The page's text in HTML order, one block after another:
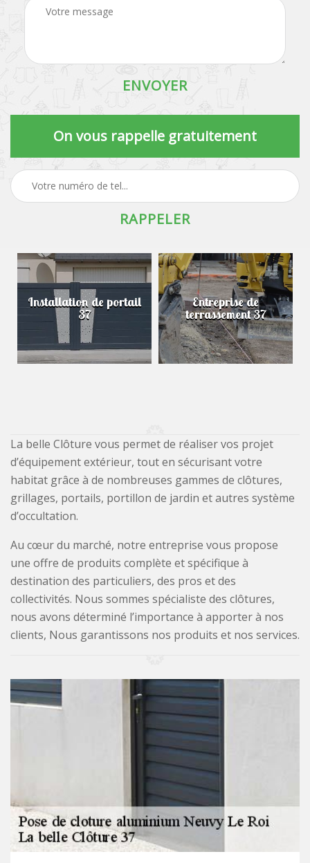
On vous rappelle gratuitement
Installation de portail
37
Entreprise de
terrassement 37
La belle Clôture vous permet de réaliser vos projet
d’équipement extérieur, tout en sécurisant votre
habitat grâce à de nombreuses gammes de clôtures,
grillages, portails, portillon de jardin et autres système
d’occultation.
Au cœur du marché, notre entreprise vous propose
une offre de produits complète et spécifique à
destination des particuliers, des pros et des
collectivités. Nous sommes spécialiste des clôtures,
nous avons déterminé l’importance à apporter à nos
clients, Nous garantissons nos produits et nos services.